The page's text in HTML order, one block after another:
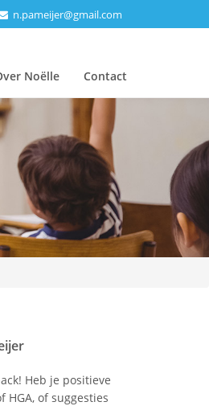
n.pameijer@gmail.com
Noëlle Contact
Heb je positieve
HGA, of suggesties